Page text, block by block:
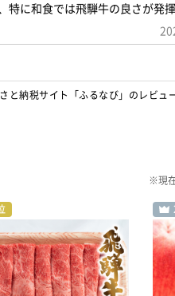
特に和食では飛騨牛の良さが発揮
と納税サイト「ふるなび」のレビュ
※現